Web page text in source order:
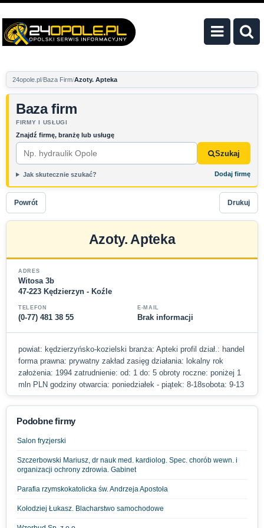
24opole.pl Baza Firm Azoty. Apteka
Baza firm
FIRMY I USŁUGI
Znajdź firmę, branżę lub usługę
Szukaj
Jak skutecznie szukać? Dodaj firmę
Powrót Drukuj
Azoty. Apteka
ADRES
Witosa 3b
47-223 Kędzierzyn - Koźle
TELEFON
(0-77) 481 38 55
E-MAIL
Brak informacji
powiat: kędzierzyńsko-kozielski branża: Apteki profil dział.: handel
forma prawna: prywatny zakład zasięg działania: lokalny rok
założenia: 1994 zatrudnienie: od: 1 do: 5 obroty roczne: poniżej 1
mln PLN godziny otwarcia: poniedziałek - piątek: 8-18sobota: 9-13
Podobne firmy
Salon fryzjerski
Szczerbowski Mariusz, dr nauk med. kardiolog. Spec. chorób wewn. i
organizacji ochrony zdrowia. Gabinet
Parafia rzymskokatolicka św. Andrzeja Apostoła
Kołodziej Łukasz. Blacharstwo samochodowe